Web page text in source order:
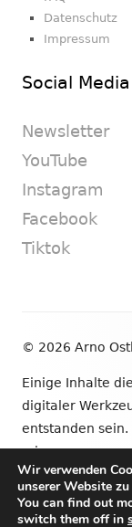
Datenschutz
Impressum
Social Media
Newsletter
YouTube
Instagram
Facebook
Tiktok
© 2026 Arno
Einige Inhalte
digitaler
entstanden
mir.
•Verwendet
Wir verwenden
unserer Website
You can find out
switch them off in